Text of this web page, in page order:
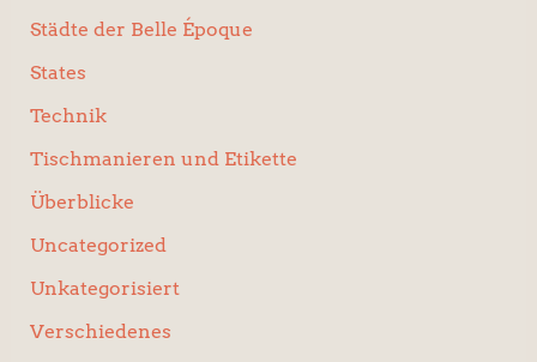
Städte der Belle Époque
States
Technik
Tischmanieren und Etikette
Überblicke
Uncategorized
Unkategorisiert
Verschiedenes